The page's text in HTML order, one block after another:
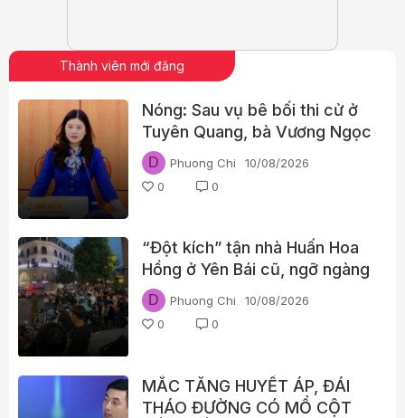
Thành viên mới đăng
Nóng: Sau vụ bê bối thi cử ở
Tuyên Quang, bà Vương Ngọc
Hà thôi phụ trách lĩnh vực
giáo dục
D Phuong Chi
10/08/2026
0
0
“Đột kích” tận nhà Huấn Hoa
Hồng ở Yên Bái cũ, ngỡ ngàng
những diễn biến sau đó
D Phuong Chi
10/08/2026
0
0
MẮC TĂNG HUYẾT ÁP, ĐÁI
THÁO ĐƯỜNG CÓ MỔ CỘT